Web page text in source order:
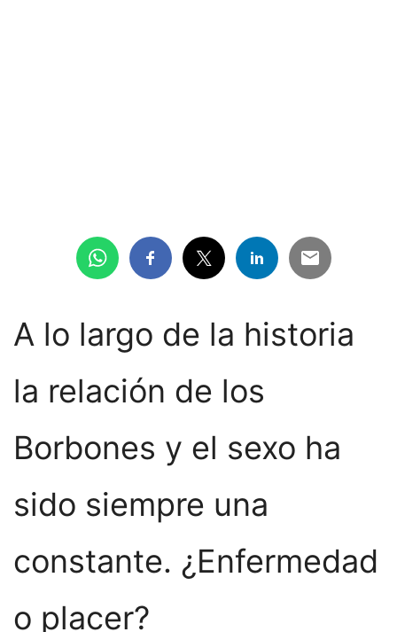
A lo largo de la historia
la relación de los
Borbones y el sexo ha
sido siempre una
constante. ¿Enfermedad
o placer?